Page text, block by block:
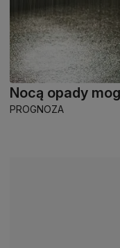
Nocą opady
PROGNOZA